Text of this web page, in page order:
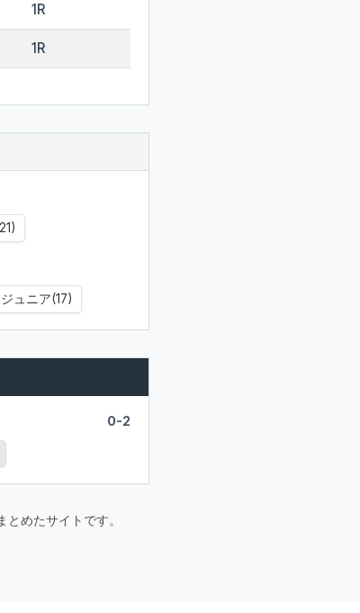
1R
1R
ュニア(17)
0-2
めたサイトです。